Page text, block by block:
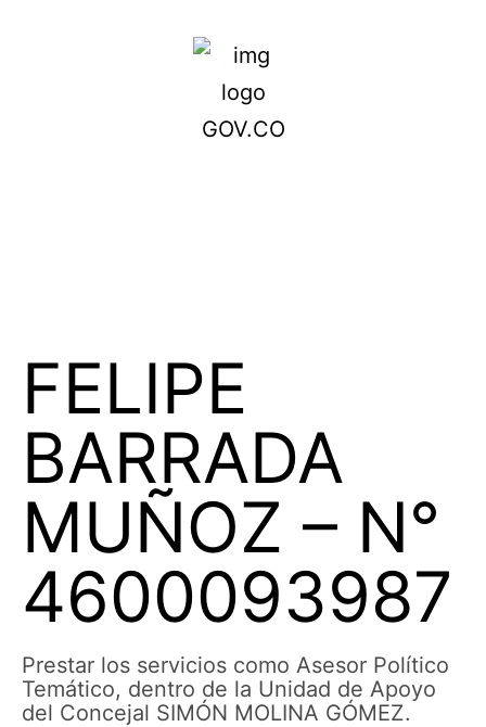
FELIPE
BARRADA
MUÑOZ – N°
4600093987
Prestar los servicios como Asesor Político
Temático, dentro de la Unidad de Apoyo
del Concejal SIMÓN MOLINA GÓMEZ.